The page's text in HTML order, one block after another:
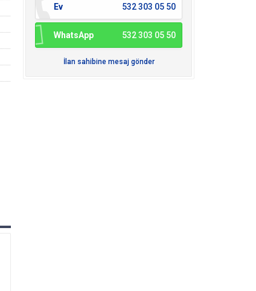
Ev 532 303 05 50
WhatsApp 532 303 05 50
İlan sahibine mesaj gönder